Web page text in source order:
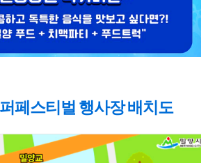
페스티벌 행사장 배치도